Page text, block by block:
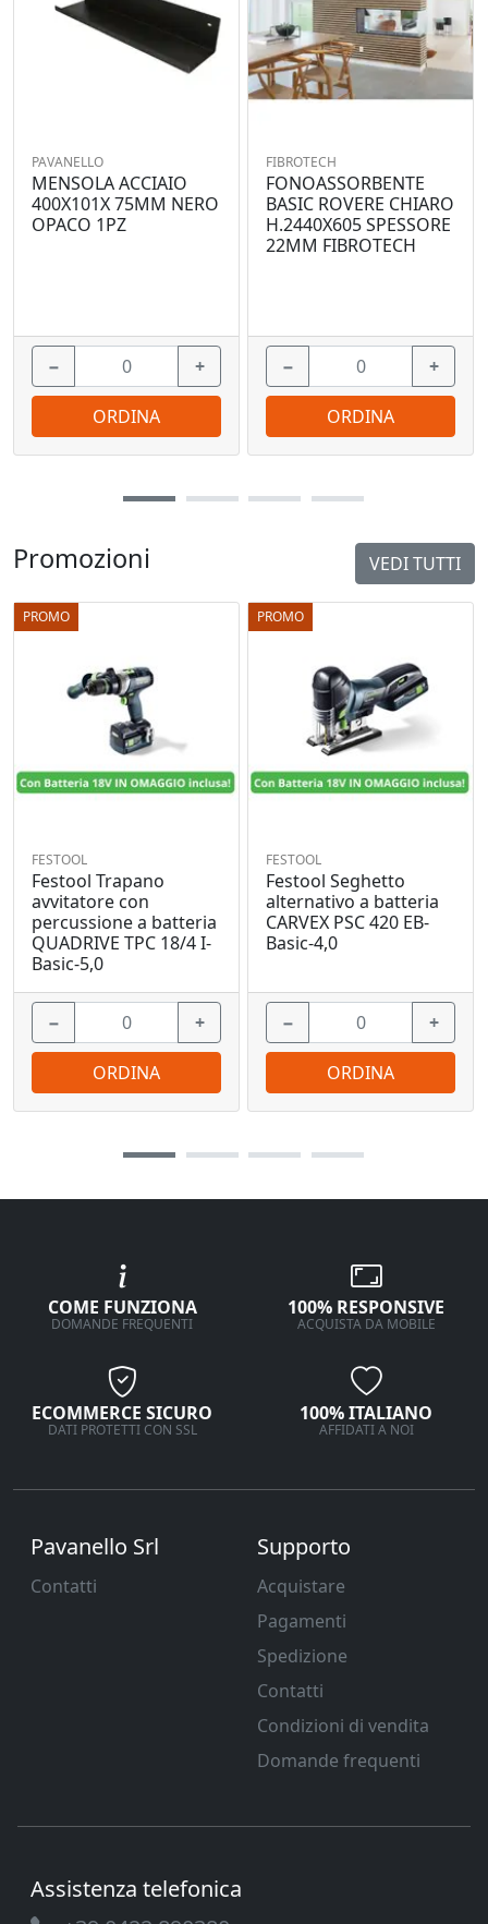
Promozioni VEDI TUTTI
PROMO
FESTOOL
Festool Trapano
avvitatore con
percussione a batteria
QUADRIVE TPC 18/4 I-
Basic-5,0
− +
ORDINA
PROMO
FESTOOL
Festool Seghetto
alternativo a batteria
CARVEX PSC 420 EB-
Basic-4,0
− +
ORDINA
PAVANELLO
MENSOLA ACCIAIO
400X101X 75MM NERO
OPACO 1PZ
− +
ORDINA
FIBROTECH
FONOASSORBENTE
BASIC ROVERE CHIARO
H.2440X605 SPESSORE
22MM FIBROTECH
− +
ORDINA
COME FUNZIONA
DOMANDE FREQUENTI
100% RESPONSIVE
ACQUISTA DA MOBILE
ECOMMERCE SICURO
DATI PROTETTI CON SSL
100% ITALIANO
AFFIDATI A NOI
Pavanello Srl
Contatti
Supporto
Acquistare
Pagamenti
Spedizione
Contatti
Condizioni di vendita
Domande frequenti
Assistenza telefonica